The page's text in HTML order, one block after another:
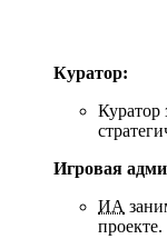
Куратор:
Куратор
Игровая
ИА
проекте.